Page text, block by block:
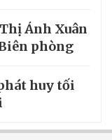
Ánh Xuân
phòng
huy tối